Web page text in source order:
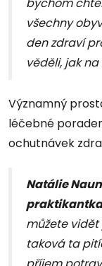
všechny
den zdraví
věděli, jak
Významný
léčebné
ochutnávek
Natálie
můžete vidět
taková ta